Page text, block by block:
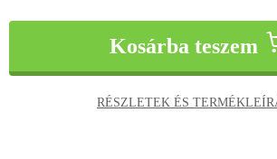
Kosárba teszem
RÉSZLETEK ÉS